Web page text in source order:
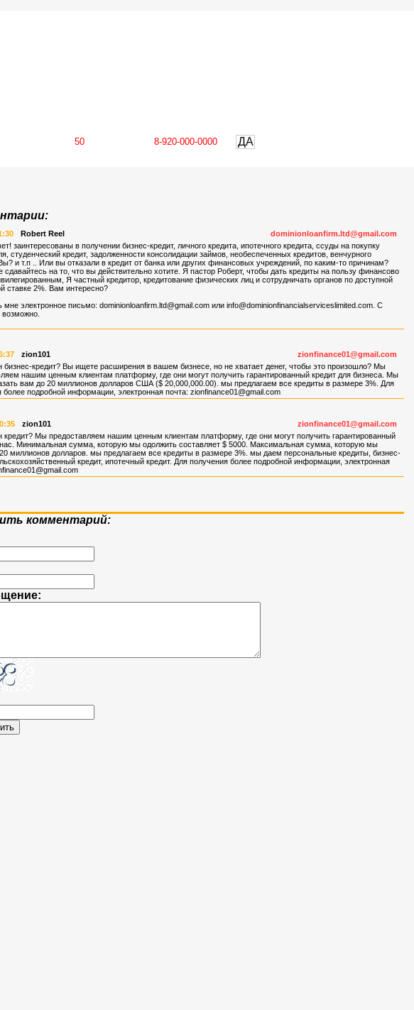
ДА
Robert Reel
dominionloanfirm.ltd@gmail.com
заинтересованы в получении бизнес-кредит, личного кредита, ипотечного кредита, ссуды на покупку
студенческий кредит, задолженности консолидации займов, необеспеченных кредитов, венчурного
и т.п .. Или вы отказали в кредит от банка или других финансовых учреждений, по каким-то причинам?
сдавайтесь на то, что вы действительно хотите. Я пастор Роберт, чтобы дать кредиты на пользу финансово
Я частный кредитор, кредитование физических лиц и сотрудничать органов по доступной
ставке 2%. Вам интересно?
мне электронное письмо: dominionloanfirm.ltd@gmail.com или info@dominionfinancialserviceslimited.com . С
zion101
zionfinance01@gmail.com
бизнес-кредит? Вы ищете расширения в вашем бизнесе, но не хватает денег, чтобы это произошло? Мы
нашим ценным клиентам платформу, где они могут получить гарантированный кредит для бизнеса. Мы
вам до 20 миллионов долларов США ($ 20,000,000.00). мы предлагаем все кредиты в размере 3%. Для
более подробной информации, электронная почта: zionfinance01@gmail.com
zion101
zionfinance01@gmail.com
кредит? Мы предоставляем нашим ценным клиентам платформу, где они могут получить гарантированный
нас. Минимальная сумма, которую мы одолжить составляет $ 5000. Максимальная сумма, которую мы
миллионов долларов. мы предлагаем все кредиты в размере 3%. мы даем персональные кредиты, бизнес-
кредит, ипотечный кредит. Для получения более подробной информации, электронная
комментарий: